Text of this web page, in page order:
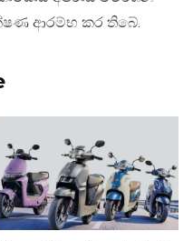
ආරම්භ කර තිබේ.